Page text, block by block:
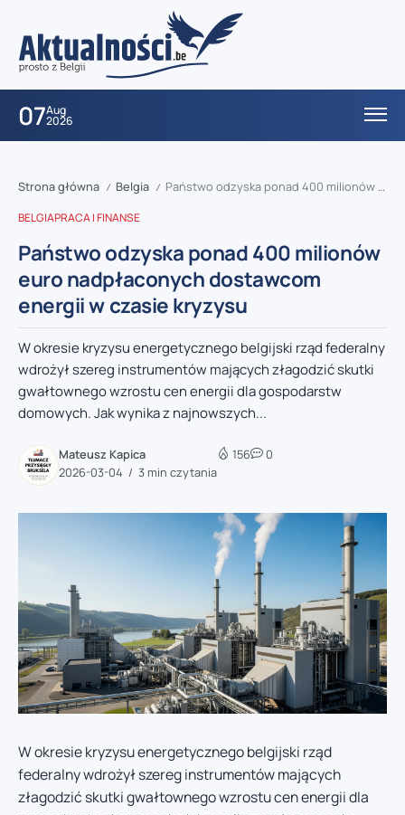
07Aug
2026
Strona główna / Belgia / Państwo odzyska ponad 400 milionów euro nadpłaconych dostawcom energii w czasie kryzysu
BELGIAPRACA I FINANSE
Państwo odzyska ponad 400 milionów
euro nadpłaconych dostawcom
energii w czasie kryzysu
W okresie kryzysu energetycznego belgijski rząd federalny
wdrożył szereg instrumentów mających złagodzić skutki
gwałtownego wzrostu cen energii dla gospodarstw
domowych. Jak wynika z najnowszych...
Mateusz Kapica
2026-03-04
3 min czytania
156 0
W okresie kryzysu energetycznego belgijski rząd
federalny wdrożył szereg instrumentów mających
złagodzić skutki gwałtownego wzrostu cen energii dla